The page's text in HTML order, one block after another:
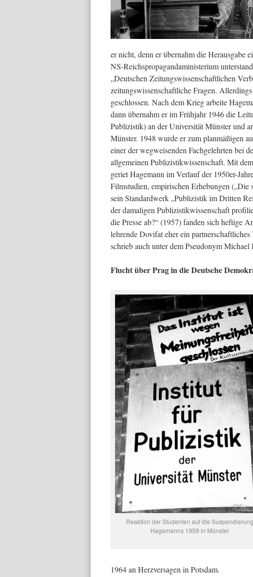
er nicht, denn er übernahm die Herausgabe
NS-Reichspropagandaministerium
„Deutschen Zeitungswissenschaftlichen
zeitungswissenschaftliche Fragen.
geschlossen. Nach dem Krieg arbeite
dann übernahm er im Frühjahr 1946 die
Publizistik) an der Universität Münster und
Münster. 1948 wurde er zum planmäßigen
einer der wegweisenden Fachgelehrten bei
allgemeinen Publizistikwissenschaft. Mit
geriet Hagemann im Verlauf der 1950er-
Filmstudien, empirischen Erhebungen („Die
sein Standardwerk „Publizistik im Dritten
der damaligen Publizistikwissenschaft
die Presse ab?“ (1957) fanden sich heftige
lehrende Dovifat eher ein
schrieb auch unter dem Pseudonym Michael
Flucht über Prag in die Deutsche
Reaktion der Studenten auf die Suspendierung
Hagemanns 1959 in Münster
1964 an Herzversagen in Potsdam.